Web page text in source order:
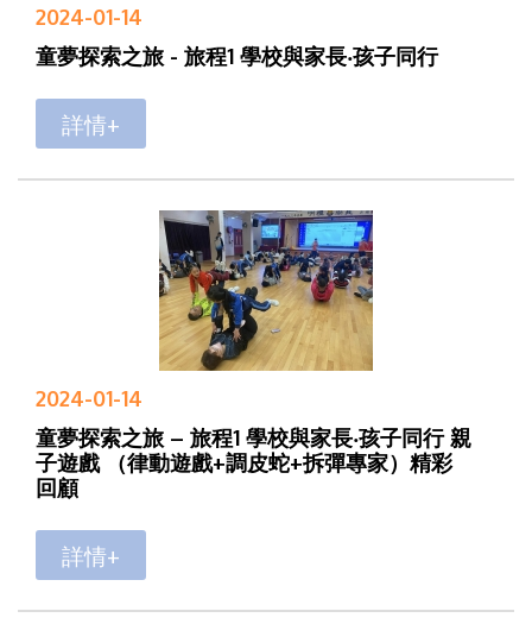
2024-01-14
童夢探索之旅 - 旅程1 學校與家長‧孩子同行
詳情+
2024-01-14
童夢探索之旅 – 旅程1 學校與家長‧孩子同行 親
子遊戲 （律動遊戲+調皮蛇+拆彈專家）精彩
回顧
詳情+